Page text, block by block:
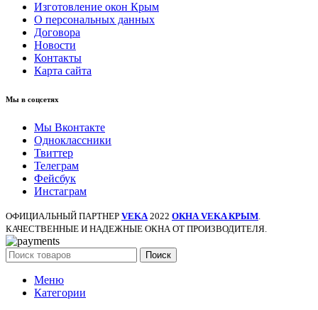
Изготовление окон Крым
О персональных данных
Договора
Новости
Контакты
Карта сайта
Мы в соцсетях
Мы Вконтакте
Одноклассники
Твиттер
Телеграм
Фейсбук
Инстаграм
ОФИЦИАЛЬНЫЙ ПАРТНЕР VEKA 2022 ОКНА VEKA КРЫМ.
КАЧЕСТВЕННЫЕ И НАДЕЖНЫЕ ОКНА ОТ ПРОИЗВОДИТЕЛЯ.
Поиск
Меню
Категории